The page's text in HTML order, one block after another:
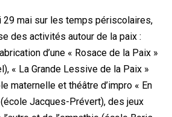
29 mai sur les temps périscolaires,
des activités autour de la paix :
d’une « Rosace de la Paix »
« La Grande Lessive de la Paix »
maternelle et théâtre d’impro « En
Jacques-Prévert), des jeux